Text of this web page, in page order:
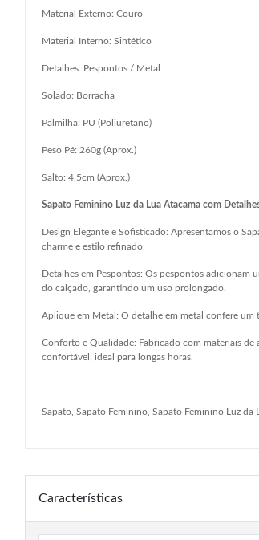
Material Externo: Couro
Material Interno: Sintético
Detalhes: Pespontos / Metal
Solado: Borracha
Palmilha: PU (Poliuretano)
Peso Pé: 260g (Aprox.)
Salto: 4,5cm (Aprox.)
Sapato Feminino Luz da Lua Atacama com
Design Elegante e Sofisticado: Apresentamos o
charme e estilo refinado.
Detalhes em Pespontos: Os pespontos adicionam
do calçado, garantindo um uso prolongado.
Aplique em Metal: O detalhe em metal confere
Conforto e Qualidade: Fabricado com materiais
confortável, ideal para longas horas.
Sapato, Sapato Feminino, Sapato Feminino Luz
Características